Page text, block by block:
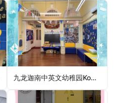
九龙迦南中英文幼稚园Kowloon Cannan Anglo-Chinese Kindergarten（九龙城区幼稚园）